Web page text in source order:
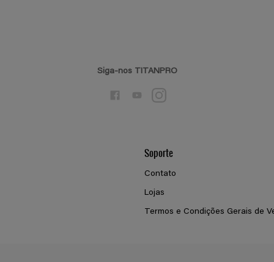
Siga-nos TITANPRO
Soporte
Contato
Lojas
Termos e Condições Gerais de